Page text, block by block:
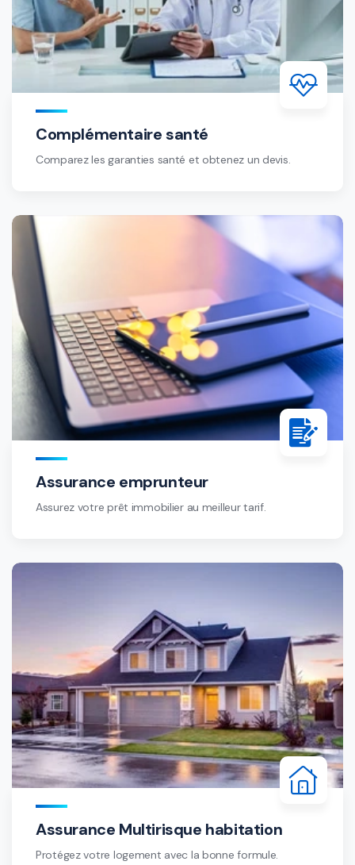
Complémentaire santé
Comparez les garanties santé et obtenez un devis.
Assurance emprunteur
Assurez votre prêt immobilier au meilleur tarif.
Assurance Multirisque habitation
Protégez votre logement avec la bonne formule.